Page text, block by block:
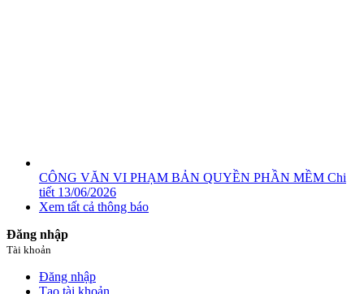
CÔNG VĂN VI PHẠM BẢN QUYỀN PHẦN MỀM Chi
tiết 13/06/2026
Xem tất cả thông báo
Đăng nhập
Tài khoản
Đăng nhập
Tạo tài khoản